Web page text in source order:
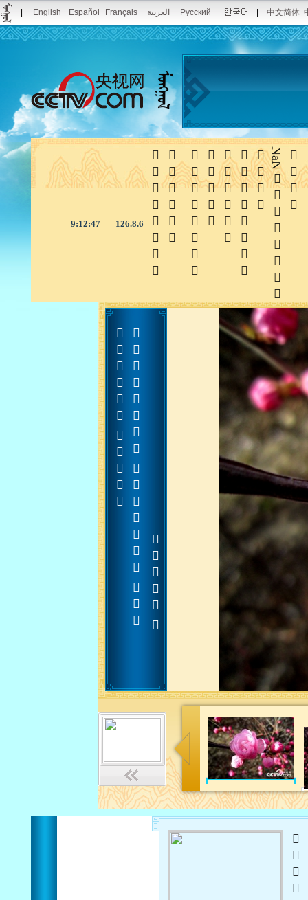
English Español Français العربية Русский 中文简体
9:12:48 126.8.6 
 
NaN


































